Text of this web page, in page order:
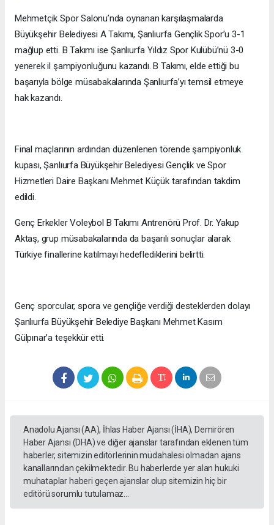
Mehmetçik Spor Salonu’nda oynanan karşılaşmalarda
Büyükşehir Belediyesi A Takımı, Şanlıurfa Gençlik Spor’u 3-1
mağlup etti. B Takımı ise Şanlıurfa Yıldız Spor Kulübü’nü 3-0
yenerek il şampiyonluğunu kazandı. B Takımı, elde ettiği bu
başarıyla bölge müsabakalarında Şanlıurfa’yı temsil etmeye
hak kazandı.
Final maçlarının ardından düzenlenen törende şampiyonluk
kupası, Şanlıurfa Büyükşehir Belediyesi Gençlik ve Spor
Hizmetleri Daire Başkanı Mehmet Küçük tarafından takdim
edildi.
Genç Erkekler Voleybol B Takımı Antrenörü Prof. Dr. Yakup
Aktaş, grup müsabakalarında da başarılı sonuçlar alarak
Türkiye finallerine katılmayı hedeflediklerini belirtti.
Genç sporcular, spora ve gençliğe verdiği desteklerden dolayı
Şanlıurfa Büyükşehir Belediye Başkanı Mehmet Kasım
Gülpınar’a teşekkür etti.
Anadolu Ajansı (AA), İhlas Haber Ajansı (İHA), Demirören
Haber Ajansı (DHA) ve diğer ajanslar tarafından eklenen tüm
haberler, sitemizin editörlerinin müdahalesi olmadan ajans
kanallarından çekilmektedir. Bu haberlerde yer alan hukuki
muhataplar haberi geçen ajanslar olup sitemizin hiç bir
editörü sorumlu tutulamaz...